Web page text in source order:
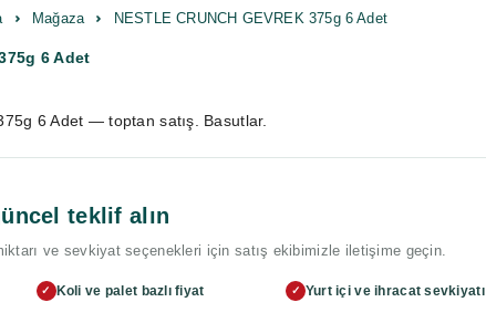
Mağaza NESTLE CRUNCH GEVREK 375g 6 Adet
6 Adet
6 Adet — toptan satış. Basutlar.
teklif alın
ve sevkiyat seçenekleri için satış ekibimizle iletişime geçin.
✓ Koli ve palet bazlı fiyat ✓ Yurt içi ve ihracat sevkiyatı